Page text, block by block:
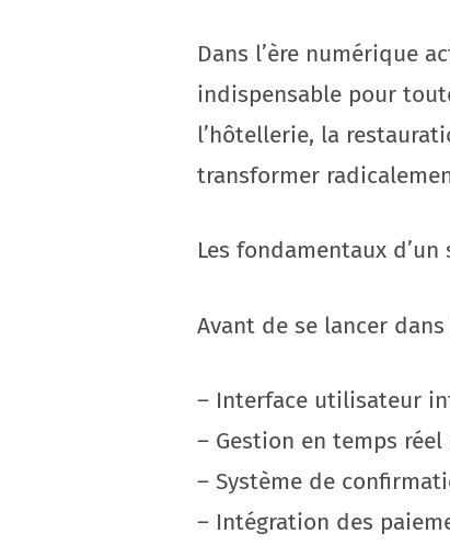
Dans l’ère numérique
indispensable pour
l’hôtellerie, la
transformer
Les fondamentaux
Avant de se lancer
– Interface utilisateur
– Gestion en temps
– Système de
– Intégration des